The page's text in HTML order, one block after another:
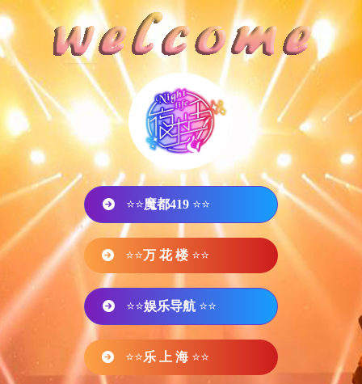
⭐⭐魔都419 ⭐⭐
⭐⭐万 花 楼 ⭐⭐
⭐⭐娱乐导航 ⭐⭐
⭐⭐乐 上 海 ⭐⭐